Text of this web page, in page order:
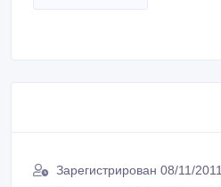
Зарегистрирован 08/11/2011